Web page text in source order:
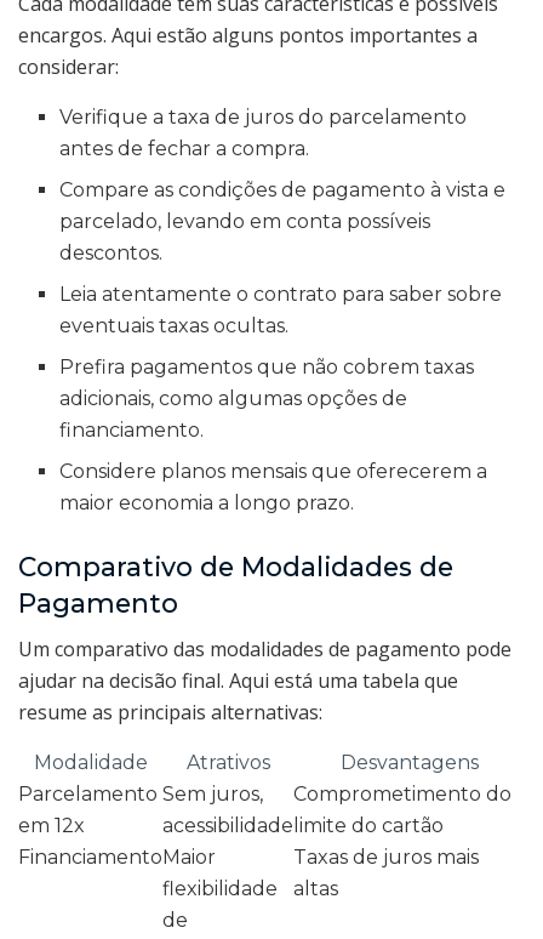
encargos. Aqui estão alguns pontos importantes a
considerar:
Verifique a taxa de juros do parcelamento
antes de fechar a compra.
Compare as condições de pagamento à vista e
parcelado, levando em conta possíveis
descontos.
Leia atentamente o contrato para saber sobre
eventuais taxas ocultas.
Prefira pagamentos que não cobrem taxas
adicionais, como algumas opções de
financiamento.
Considere planos mensais que oferecerem a
maior economia a longo prazo.
Comparativo de Modalidades de
Pagamento
Um comparativo das modalidades de pagamento pode
ajudar na decisão final. Aqui está uma tabela que
resume as principais alternativas:
Modalidade Atrativos
Desvantagens
Parcelamento
em 12x
Sem juros,
acessibilidade
Comprometimento do
limite do cartão
Financiamento Maior
flexibilidade
de
Taxas de juros mais
altas